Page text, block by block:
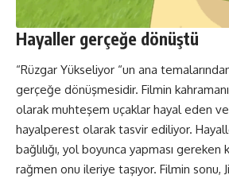
Hayaller gerçeğe dönüştü
“Rüzgar Yükseliyor “un ana
gerçeğe dönüşmesidir. Filmin
olarak muhteşem uçaklar hayal eden
hayalperest olarak tasvir ediliyor.
bağlılığı, yol boyunca yapması gereken
rağmen onu ileriye taşıyor. Filmin sonu,